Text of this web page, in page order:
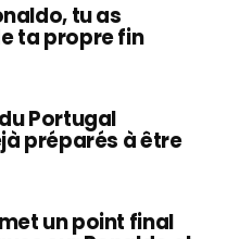
tu as
ta propre fin
Portugal
préparés à être
un point final